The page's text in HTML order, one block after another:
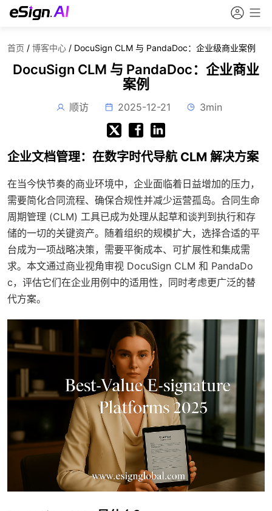
首页 / 博客中心 / DocuSign CLM 与 PandaDoc：企业级商业案例
DocuSign CLM 与 PandaDoc：企业商业
案例
顺访 2025-12-21 3min
企业文档管理：在数字时代导航 CLM 解决方案
在当今快节奏的商业环境中，企业面临着日益增加的压力，
需要简化合同流程、确保合规性并减少运营孤岛。合同生命
周期管理 (CLM) 工具已成为处理从起草和谈判到执行和存
储的一切的关键资产。随着组织的规模扩大，选择合适的平
台成为一项战略决策，需要平衡成本、可扩展性和集成需
求。本文通过商业视角审视 DocuSign CLM 和 PandaDo
c，评估它们在企业用例中的适用性，同时考虑更广泛的替
代方案。